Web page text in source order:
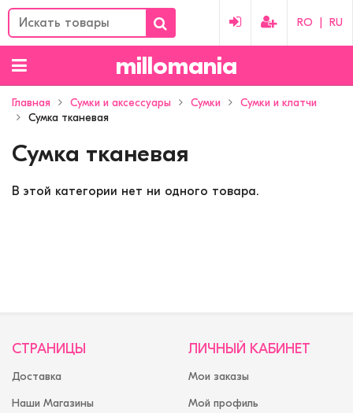
RO RU
millomania
Главная Сумки и аксессуары Сумки
Сумки и клатчи
Сумка тканевая
Сумка тканевая
В этой категории нет ни одного товара.
СТРАНИЦЫ
Доставка
Наши Магазины
ЛИЧНЫЙ КАБИНЕТ
Мои заказы
Мой профиль